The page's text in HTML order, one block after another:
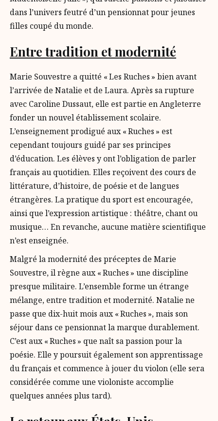
dans l’univers feutré d’un pensionnat pour jeunes
filles coupé du monde.
Entre tradition et modernité
Marie Souvestre a quitté « Les Ruches » bien avant
l’arrivée de Natalie et de Laura. Après sa rupture
avec Caroline Dussaut, elle est partie en Angleterre
fonder un nouvel établissement scolaire.
L’enseignement prodigué aux « Ruches » est
cependant toujours guidé par ses principes
d’éducation. Les élèves y ont l’obligation de parler
français au quotidien. Elles reçoivent des cours de
littérature, d’histoire, de poésie et de langues
étrangères. La pratique du sport est encouragée,
ainsi que l’expression artistique : théâtre, chant ou
musique… En revanche, aucune matière scientifique
n’est enseignée.
Malgré la modernité des préceptes de Marie
Souvestre, il règne aux « Ruches » une discipline
presque militaire. L’ensemble forme un étrange
mélange, entre tradition et modernité. Natalie ne
passe que dix-huit mois aux « Ruches », mais son
séjour dans ce pensionnat la marque durablement.
C’est aux « Ruches » que naît sa passion pour la
poésie. Elle y poursuit également son apprentissage
du français et commence à jouer du violon (elle sera
considérée comme une violoniste accomplie
quelques années plus tard).